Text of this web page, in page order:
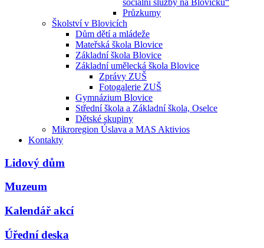
sociální služby na Blovicku“
Průzkumy
Školství v Blovicích
Dům dětí a mládeže
Mateřská škola Blovice
Základní škola Blovice
Základní umělecká škola Blovice
Zprávy ZUŠ
Fotogalerie ZUŠ
Gymnázium Blovice
Střední škola a Základní škola, Oselce
Dětské skupiny
Mikroregion Úslava a MAS Aktivios
Kontakty
Lidový dům
Muzeum
Kalendář akcí
Úřední deska